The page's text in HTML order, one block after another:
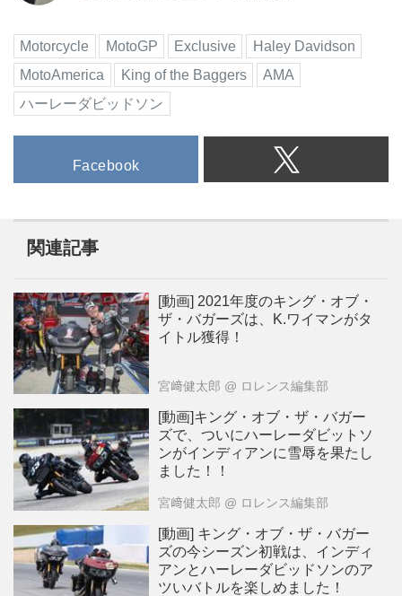
Motorcycle MotoGP Exclusive
Haley Davidson
MotoAmerica
King of the Baggers
AMA
ハーレーダビッドソン
Facebook
関連記事
[動画] 2021年度のキング・オブ・
ザ・バガーズは、K.ワイマンがタ
イトル獲得！
宮﨑健太郎 @ ロレンス編集部
[動画]キング・オブ・ザ・バガー
ズで、ついにハーレーダビットソ
ンがインディアンに雪辱を果たし
ました！！
宮﨑健太郎 @ ロレンス編集部
[動画] キング・オブ・ザ・バガー
ズの今シーズン初戦は、インディ
アンとハーレーダビッドソンのア
ツいバトルを楽しめました！